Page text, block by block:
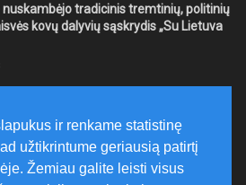
tradicinis tremtinių, politinių
kovų dalyvių sąskrydis „Su Lietuva
eismo taisyklių, tausoti aplinką
ir renkame statistinę
užtikrintume geriausią patirtį
Žemiau galite leisti visus